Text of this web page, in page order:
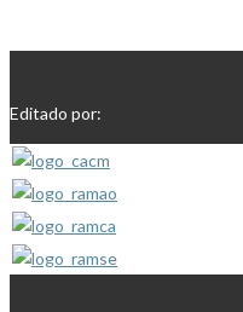
Editado por: